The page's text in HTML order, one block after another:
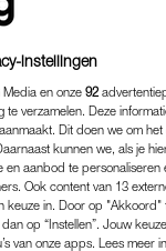
instellingen
en onze 92
te verzamelen. Deze
Dit doen we om
kunnen we, als je
en aanbod te
Ook content van 13
keuze in. Door op
op “Instellen”. Jouw
van onze apps. Lees meer